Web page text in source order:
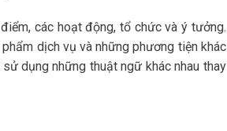
các hoạt động, tổ chức và ý tưởng.
dịch vụ và những phương tiện khác
dụng những thuật ngữ khác nhau thay